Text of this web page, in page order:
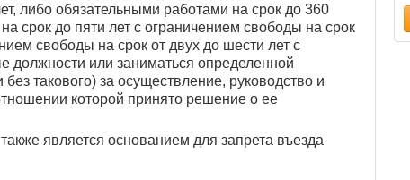
либо обязательными работами на срок до 360
срок до пяти лет с ограничением свободы на срок
свободы на срок от двух до шести лет с
или заниматься определенной
такового) за осуществление, руководство и
которой принято решение о ее
является основанием для запрета въезда